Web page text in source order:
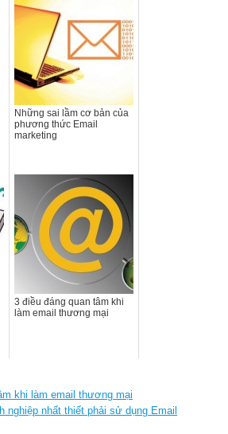
Những sai lầm cơ bản của
phương thức Email
marketing
3 điều đáng quan tâm khi
làm email thương mại
khi làm email thương mại
nghiệp nhất thiết phải sử dụng Email